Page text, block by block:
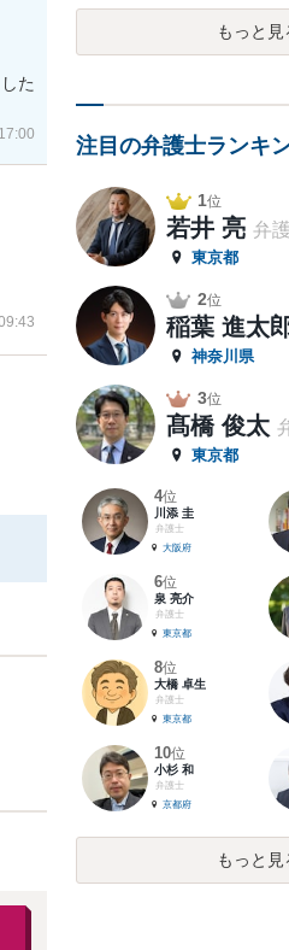
た
もっと見
注目の弁護士ランキ
1位
若井 亮 弁
東京都
2位
稲葉 進太
神奈川県
3位
髙橋 俊太
東京都
4位
川添 圭
弁護士
大阪府
6位
泉 亮介
弁護士
東京都
8位
大橋 卓生
弁護士
東京都
10位
小杉 和
弁護士
京都府
もっと見